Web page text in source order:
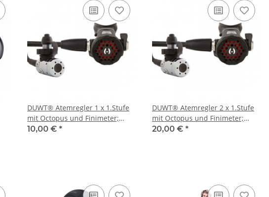
DUWT® Atemregler 1 x 1.Stufe
mit Octopus und Finimeter;
Miete / Tag
10,00 € *
DUWT® Atemregler 2 x 1.Stufe
mit Octopus und Finimeter;
Miete / Tag
20,00 € *